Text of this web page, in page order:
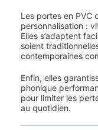
Les portes en PVC
personnalisation :
Elles s’adaptent
soient
contemporaines
Enfin, elles
phonique
pour limiter les
au quotidien.